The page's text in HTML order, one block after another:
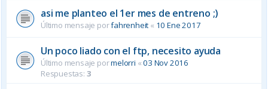
asi me planteo el 1er mes de entreno ;)
Último mensaje porfahrenheit « 10 Ene 2017
Un poco liado con el ftp, necesito ayuda
Último mensaje pormelorri «03 Nov 2016
Respuestas: 3